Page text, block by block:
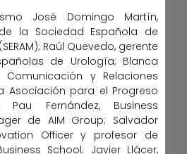
José Domingo Martín,
la Sociedad Española de
Raúl Quevedo, gerente
de Urología; Blanca
y Relaciones
Asociación para el Progreso
Fernández, Business
de AIM Group; Salvador
Officer y profesor de
School; Javier Llácer,